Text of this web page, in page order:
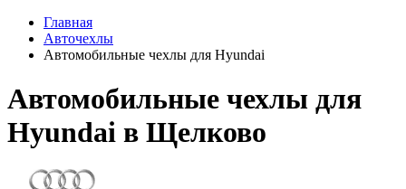
Главная
Авточехлы
Автомобильные чехлы для Hyundai
Автомобильные чехлы для
Hyundai в Щелково